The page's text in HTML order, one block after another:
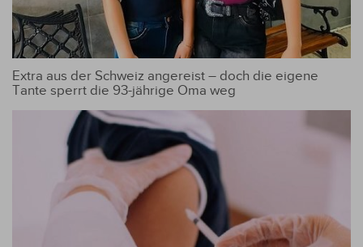
Extra aus der Schweiz angereist – doch die eigene
Tante sperrt die 93-jährige Oma weg